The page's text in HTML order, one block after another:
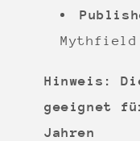
Mythfield
Hinweis:
geeignet
Jahren